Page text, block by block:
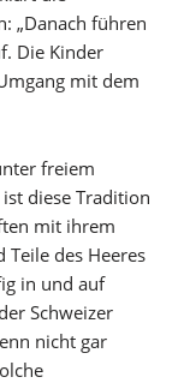
„Danach führen
Die Kinder
mit dem
freiem
diese Tradition
mit ihrem
des Heeres
in und auf
Schweizer
nicht gar